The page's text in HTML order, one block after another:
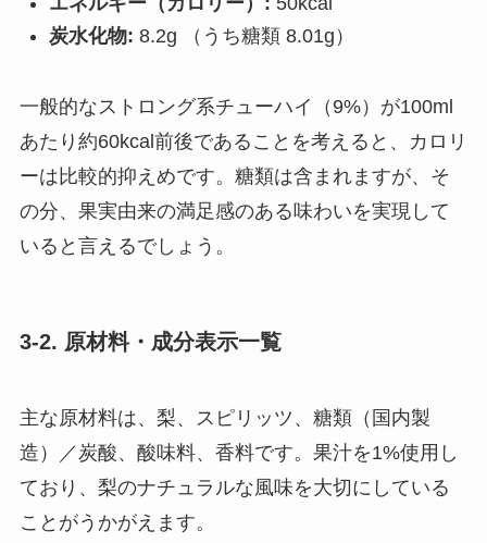
炭水化物: 8.2g （うち糖類 8.01g）
一般的なストロング系チューハイ（9%）が100ml
あたり約60kcal前後であることを考えると、カロリ
ーは比較的抑えめです。糖類は含まれますが、そ
の分、果実由来の満足感のある味わいを実現して
いると言えるでしょう。
3-2. 原材料・成分表示一覧
主な原材料は、梨、スピリッツ、糖類（国内製
造）／炭酸、酸味料、香料です。果汁を1%使用し
ており、梨のナチュラルな風味を大切にしている
ことがうかがえます。